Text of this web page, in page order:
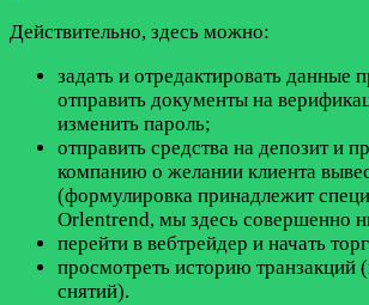
Действительно, здесь можно:
задать и отредактировать данные
отправить документы на
изменить пароль;
отправить средства на депозит и
компанию о желании клиента
(формулировка принадлежит
Orlentrend, мы здесь совершенно
перейти в вебтрейдер и начать
просмотреть историю транзакций
снятий).